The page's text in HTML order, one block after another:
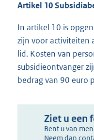
Artikel 10
In artikel 10 is
zijn voor activiteiten
lid. Kosten van
subsidieontvanger
bedrag van 90 euro
Ziet u een
Bent u van
Neem dan